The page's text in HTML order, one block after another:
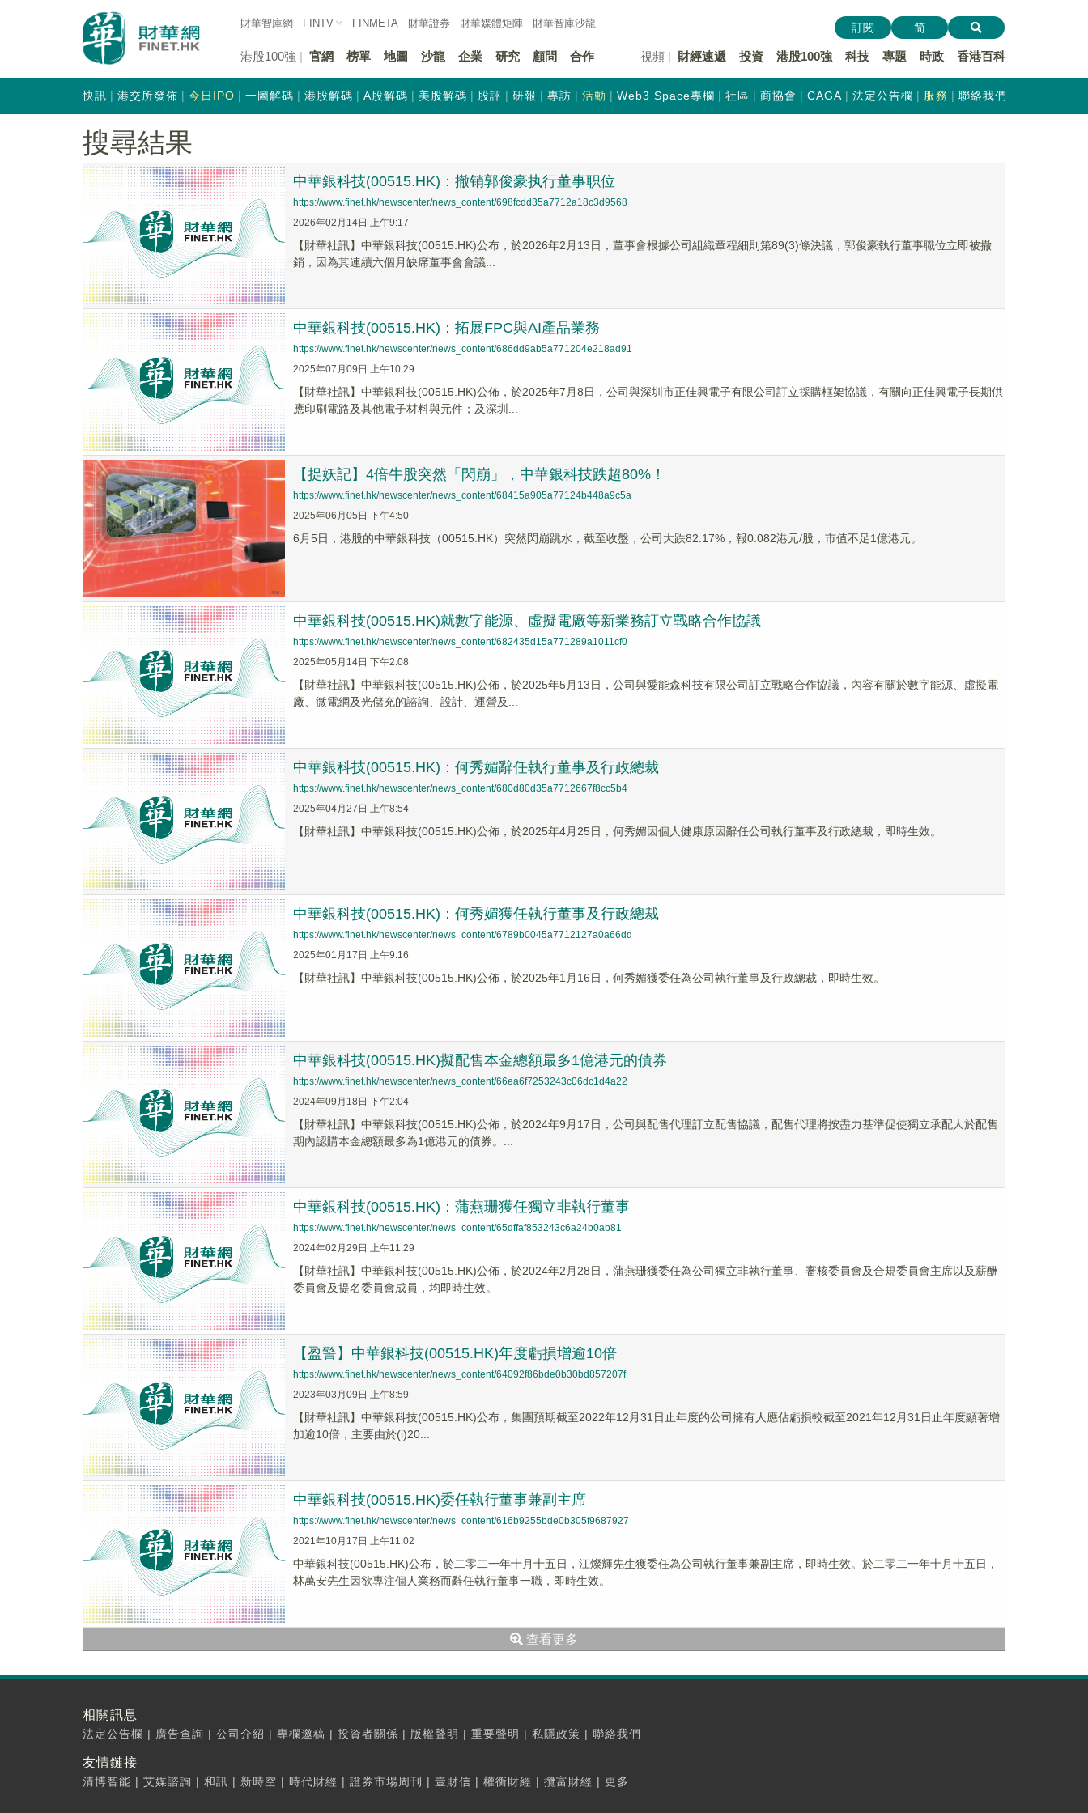
財華智庫網 FINTV FINMETA 財華證券 財華媒體矩陣 財華智庫沙龍
港股100強 官網 榜單 地圖 沙龍 企業 研究 顧問 合作 視頻 財經速遞 投資 港股100強 科技 專題 時政 香港百科
訂閱 简
快訊 港交所發佈 今日IPO 一圖解碼 港股解碼 A股解碼 美股解碼 股評 研報 專訪 活動 Web3 Space專欄 社區 商協會 CAGA 法定公告欄 服務 聯絡我們
搜尋結果
中華銀科技(00515.HK)：撤销郭俊豪执行董事职位
https://www.finet.hk/newscenter/news_content/698fcdd35a7712a18c3d9568
2026年02月14日 上午9:17
【財華社訊】中華銀科技(00515.HK)公布，於2026年2月13日，董事會根據公司組織章程細則第89(3)條決議，郭俊豪執行董事職位立即被撤
銷，因為其連續六個月缺席董事會會議...
中華銀科技(00515.HK)：拓展FPC與AI產品業務
https://www.finet.hk/newscenter/news_content/686dd9ab5a771204e218ad91
2025年07月09日 上午10:29
【財華社訊】中華銀科技(00515.HK)公佈，於2025年7月8日，公司與深圳市正佳興電子有限公司訂立採購框架協議，有關向正佳興電子長期供
應印刷電路及其他電子材料與元件；及深圳...
【捉妖記】4倍牛股突然「閃崩」，中華銀科技跌超80%！
https://www.finet.hk/newscenter/news_content/68415a905a77124b448a9c5a
2025年06月05日 下午4:50
6月5日，港股的中華銀科技（00515.HK）突然閃崩跳水，截至收盤，公司大跌82.17%，報0.082港元/股，市值不足1億港元。
中華銀科技(00515.HK)就數字能源、虛擬電廠等新業務訂立戰略合作協議
https://www.finet.hk/newscenter/news_content/682435d15a771289a1011cf0
2025年05月14日 下午2:08
【財華社訊】中華銀科技(00515.HK)公佈，於2025年5月13日，公司與愛能森科技有限公司訂立戰略合作協議，內容有關於數字能源、虛擬電
廠、微電網及光儲充的諮詢、設計、運營及...
中華銀科技(00515.HK)：何秀媚辭任執行董事及行政總裁
https://www.finet.hk/newscenter/news_content/680d80d35a7712667f8cc5b4
2025年04月27日 上午8:54
【財華社訊】中華銀科技(00515.HK)公佈，於2025年4月25日，何秀媚因個人健康原因辭任公司執行董事及行政總裁，即時生效。
中華銀科技(00515.HK)：何秀媚獲任執行董事及行政總裁
https://www.finet.hk/newscenter/news_content/6789b0045a7712127a0a66dd
2025年01月17日 上午9:16
【財華社訊】中華銀科技(00515.HK)公佈，於2025年1月16日，何秀媚獲委任為公司執行董事及行政總裁，即時生效。
中華銀科技(00515.HK)擬配售本金總額最多1億港元的債券
https://www.finet.hk/newscenter/news_content/66ea6f7253243c06dc1d4a22
2024年09月18日 下午2:04
【財華社訊】中華銀科技(00515.HK)公佈，於2024年9月17日，公司與配售代理訂立配售協議，配售代理將按盡力基準促使獨立承配人於配售
期內認購本金總額最多為1億港元的債券。...
中華銀科技(00515.HK)：蒲燕珊獲任獨立非執行董事
https://www.finet.hk/newscenter/news_content/65dffaf853243c6a24b0ab81
2024年02月29日 上午11:29
【財華社訊】中華銀科技(00515.HK)公佈，於2024年2月28日，蒲燕珊獲委任為公司獨立非執行董事、審核委員會及合規委員會主席以及薪酬
委員會及提名委員會成員，均即時生效。
【盈警】中華銀科技(00515.HK)年度虧損增逾10倍
https://www.finet.hk/newscenter/news_content/64092f86bde0b30bd857207f
2023年03月09日 上午8:59
【財華社訊】中華銀科技(00515.HK)公布，集團預期截至2022年12月31日止年度的公司擁有人應佔虧損較截至2021年12月31日止年度顯著增
加逾10倍，主要由於(i)20...
中華銀科技(00515.HK)委任執行董事兼副主席
https://www.finet.hk/newscenter/news_content/616b9255bde0b305f9687927
2021年10月17日 上午11:02
中華銀科技(00515.HK)公布，於二零二一年十月十五日，江燦輝先生獲委任為公司執行董事兼副主席，即時生效。於二零二一年十月十五日，
林萬安先生因欲專注個人業務而辭任執行董事一職，即時生效。
查看更多
相關訊息
法定公告欄 | 廣告查詢 | 公司介紹 | 專欄邀稿 | 投資者關係 | 版權聲明 | 重要聲明 | 私隱政策 | 聯絡我們
友情鏈接
清博智能 | 艾媒諮詢 | 和訊 | 新時空 | 時代財經 | 證券市場周刊 | 壹財信 | 權衡財經 | 攬富財經 | 更多...